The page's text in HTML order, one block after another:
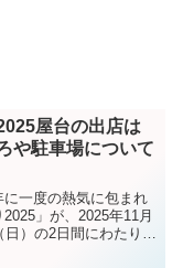
屋台の出店は
や駐車場について
一度の熱気に包まれ
」が、2025年11月
）の2日間にわたり開